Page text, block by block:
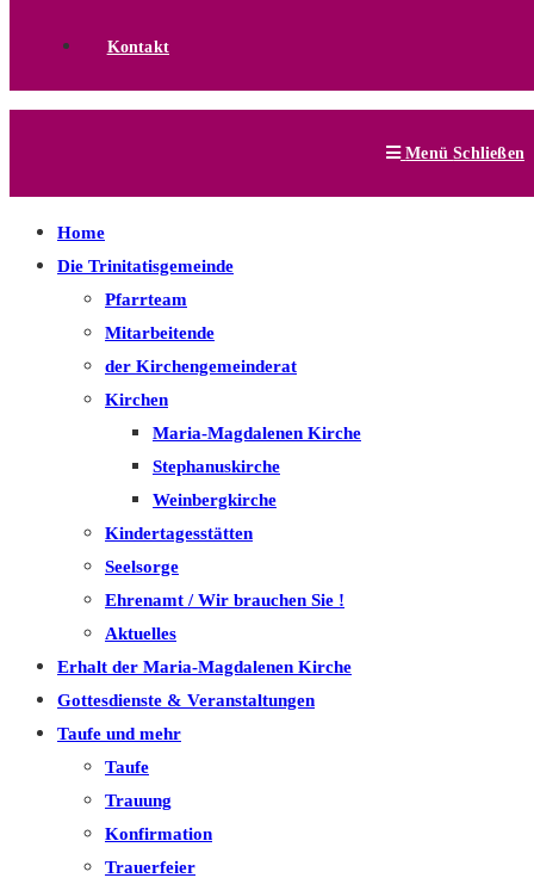
Kontakt
Menü Schließen
Home
Die Trinitatisgemeinde
Pfarrteam
Mitarbeitende
der Kirchengemeinderat
Kirchen
Maria-Magdalenen Kirche
Stephanuskirche
Weinbergkirche
Kindertagesstätten
Seelsorge
Ehrenamt / Wir brauchen Sie !
Aktuelles
Erhalt der Maria-Magdalenen Kirche
Gottesdienste & Veranstaltungen
Taufe und mehr
Taufe
Trauung
Konfirmation
Trauerfeier